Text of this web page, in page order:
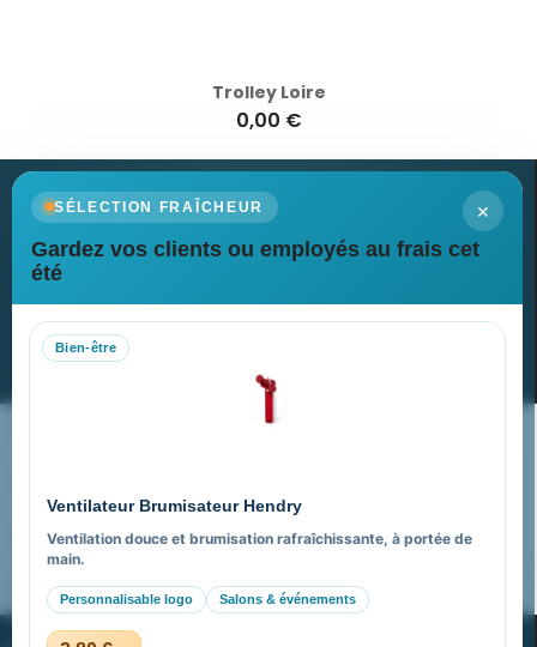
Trolley Loire
0,00 €
×
SÉLECTION FRAÎCHEUR
Gardez vos clients ou employés au frais cet
été
Bien-être
Ventilateur Brumisateur Hendry
Ventilation douce et brumisation rafraîchissante, à portée de
main.
Personnalisable logo Salons & événements
Newsletter
Recevez nos dernières nouvelles et nos offres spéciales
Nos expertises & accompagnement global
FAQ sur Promenoch Goodies Pub France
Pourquoi ça a marché à 100% pour moi ?